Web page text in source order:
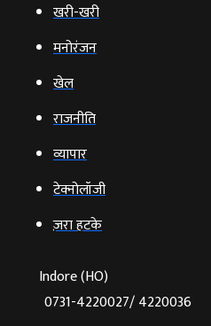
खरी-खरी
मनोरंजन
खेल
राजनीति
व्‍यापार
टेक्‍नोलॉजी
ज़रा हटके
Indore (HO)
0731-4220027/ 4220036